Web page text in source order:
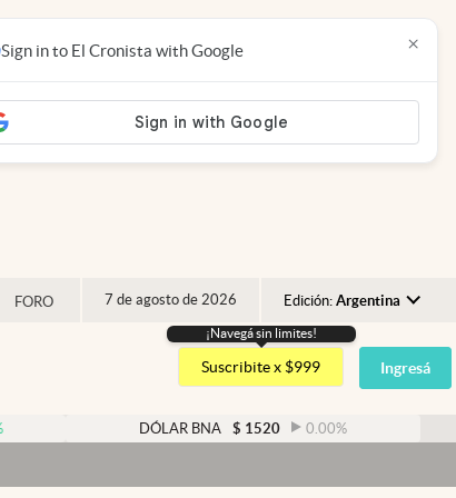
FORO 7 de agosto de 2026 Edición: Argentina
Argentina
España
USA
¡Navegá sin limites!
Suscribite x $999 Ingresá
1520 0.00 %
Sign in to El Cronista with Google ×